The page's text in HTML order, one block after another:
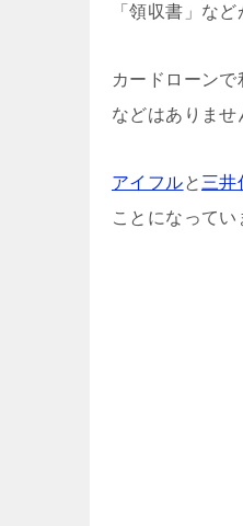
「領収書」な
カードローン
などはありませ
アイフルと 三井
ことになってい